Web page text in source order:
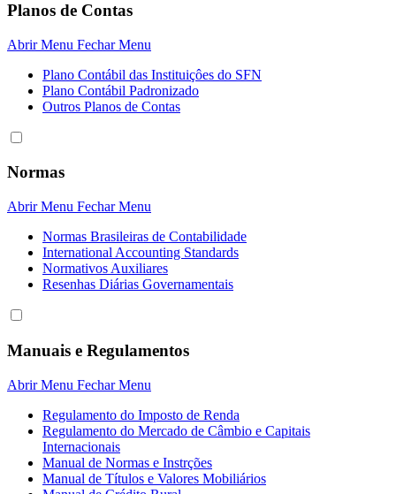
Planos de Contas
Abrir Menu Fechar Menu
Plano Contábil das Instituiçôes do SFN
Plano Contábil Padronizado
Outros Planos de Contas
Normas
Abrir Menu Fechar Menu
Normas Brasileiras de Contabilidade
International Accounting Standards
Normativos Auxiliares
Resenhas Diárias Governamentais
Manuais e Regulamentos
Abrir Menu Fechar Menu
Regulamento do Imposto de Renda
Regulamento do Mercado de Câmbio e Capitais
Internacionais
Manual de Normas e Instrções
Manual de Títulos e Valores Mobiliários